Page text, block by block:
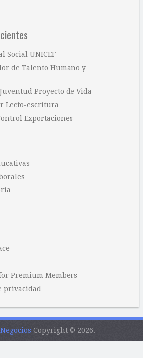
Social UNICEF
de Talento Humano y
Proyecto de Vida
Lecto-escritura
Exportaciones
Premium Members
privacidad
Copyright © 2026.